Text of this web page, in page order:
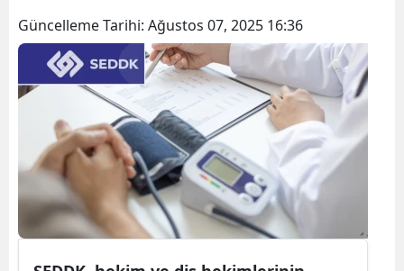
Güncelleme Tarihi: Ağustos 07, 2025 16:36